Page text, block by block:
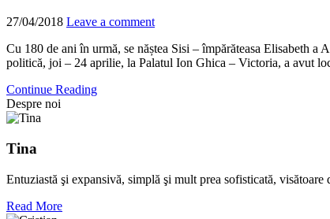
27/04/2018 Leave a comment
Cu 180 de ani în urmă, se năștea Sisi – împărăteasa Elisabeth
politică, joi – 24 aprilie, la Palatul Ion Ghica – Victoria, a avut
Continue Reading
Despre noi
Tina
Entuziastă şi expansivă, simplă şi mult prea sofisticată,
Read More